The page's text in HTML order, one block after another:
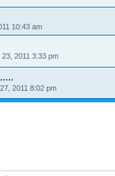
10:43 am
23, 2011 3:33 pm
2011 8:02 pm